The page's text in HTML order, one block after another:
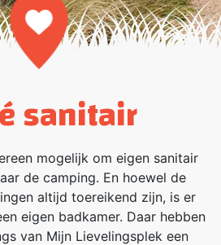
sanitair
mogelijk om eigen sanitair
de camping. En hoewel de
altijd toereikend zijn, is er
eigen badkamer. Daar hebben
van Mijn Lievelingsplek een